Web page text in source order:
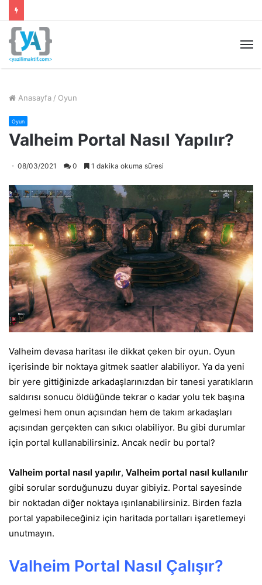
Anasayfa / Oyun
Oyun
Valheim Portal Nasıl Yapılır?
08/03/2021 0 1 dakika okuma süresi
Valheim devasa haritası ile dikkat çeken bir oyun. Oyun
içerisinde bir noktaya gitmek saatler alabiliyor. Ya da yeni
bir yere gittiğinizde arkadaşlarınızdan bir tanesi yaratıkların
saldırısı sonucu öldüğünde tekrar o kadar yolu tek başına
gelmesi hem onun açısından hem de takım arkadaşları
açısından gerçekten can sıkıcı olabiliyor. Bu gibi durumlar
için portal kullanabilirsiniz. Ancak nedir bu portal?
Valheim portal nasıl yapılır, Valheim portal nasıl kullanılır
gibi sorular sorduğunuzu duyar gibiyiz. Portal sayesinde
bir noktadan diğer noktaya ışınlanabilirsiniz. Birden fazla
portal yapabileceğiniz için haritada portalları işaretlemeyi
unutmayın.
Valheim Portal Nasıl Çalışır?